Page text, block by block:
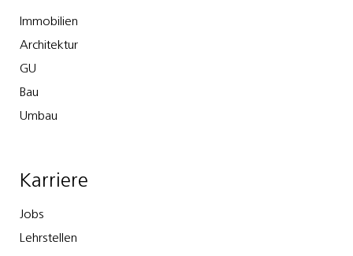
Immobilien
Architektur
GU
Bau
Umbau
Karriere
Jobs
Lehrstellen